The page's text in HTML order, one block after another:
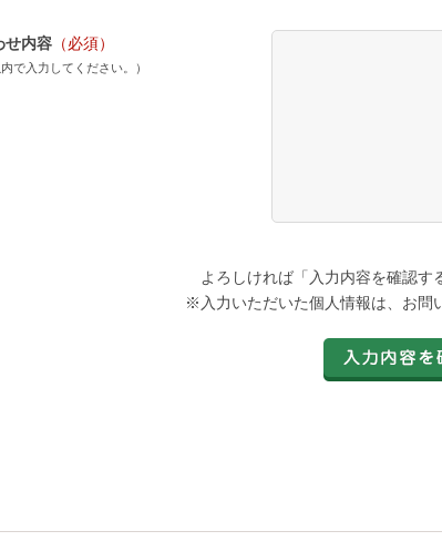
せ内容 （必須）
で入力してください。）
よろしければ「入力内容を確認す
※入力いただいた個人情報は、お問